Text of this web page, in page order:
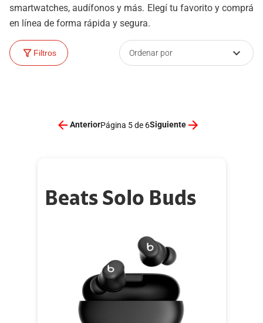
smartwatches, audífonos y más. Elegí tu favorito y comprá
en línea de forma rápida y segura.
Filtros Ordenar por
AnteriorPágina 5 de 6Siguiente
Beats Solo Buds